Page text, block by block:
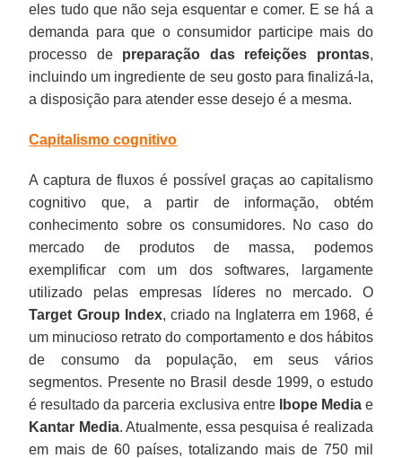
eles tudo que não seja esquentar e comer. E se há a
demanda para que o consumidor participe mais do
processo de preparação das refeições prontas,
incluindo um ingrediente de seu gosto para finalizá-la,
a disposição para atender esse desejo é a mesma.
Capitalismo cognitivo
A captura de fluxos é possível graças ao capitalismo
cognitivo que, a partir de informação, obtém
conhecimento sobre os consumidores. No caso do
mercado de produtos de massa, podemos
exemplificar com um dos softwares, largamente
utilizado pelas empresas líderes no mercado. O
Target Group Index, criado na Inglaterra em 1968, é
um minucioso retrato do comportamento e dos hábitos
de consumo da população, em seus vários
segmentos. Presente no Brasil desde 1999, o estudo
é resultado da parceria exclusiva entre
Ibope Mediae
Kantar Media. Atualmente, essa pesquisa é realizada
em mais de 60 países, totalizando mais de 750 mil